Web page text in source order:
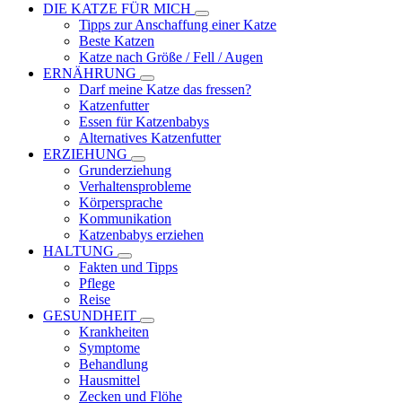
DIE KATZE FÜR MICH
Tipps zur Anschaffung einer Katze
Beste Katzen
Katze nach Größe / Fell / Augen
ERNÄHRUNG
Darf meine Katze das fressen?
Katzenfutter
Essen für Katzenbabys
Alternatives Katzenfutter
ERZIEHUNG
Grunderziehung
Verhaltensprobleme
Körpersprache
Kommunikation
Katzenbabys erziehen
HALTUNG
Fakten und Tipps
Pflege
Reise
GESUNDHEIT
Krankheiten
Symptome
Behandlung
Hausmittel
Zecken und Flöhe